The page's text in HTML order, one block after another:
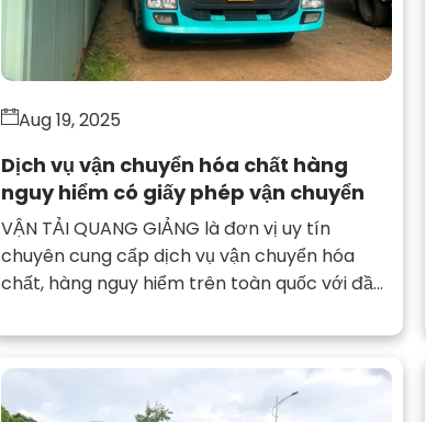
Aug 19, 2025
Dịch vụ vận chuyển hóa chất hàng
nguy hiểm có giấy phép vận chuyển
VẬN TẢI QUANG GIẢNG là đơn vị uy tín
chuyên cung cấp dịch vụ vận chuyển hóa
chất, hàng nguy hiểm trên toàn quốc với đầy
phương tiện đạt chuẩn an toàn.